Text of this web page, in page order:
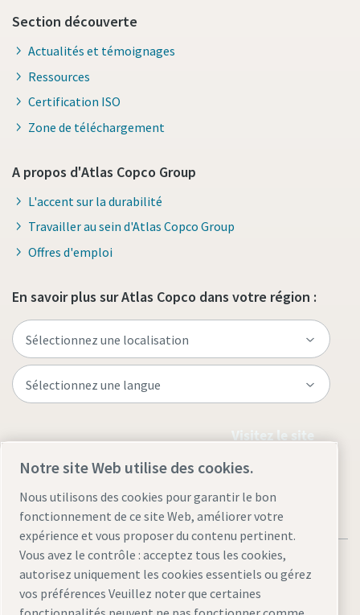
Section découverte
Actualités et témoignages
Ressources
Certification ISO
Zone de téléchargement
A propos d'Atlas Copco Group
L'accent sur la durabilité
Travailler au sein d'Atlas Copco Group
Offres d'emploi
En savoir plus sur Atlas Copco dans votre région :
Visitez le site
Notre site Web utilise des cookies.
Nous utilisons des cookies pour garantir le bon
fonctionnement de ce site Web, améliorer votre
expérience et vous proposer du contenu pertinent.
Vous avez le contrôle : acceptez tous les cookies,
autorisez uniquement les cookies essentiels ou gérez
vos préférences Veuillez noter que certaines